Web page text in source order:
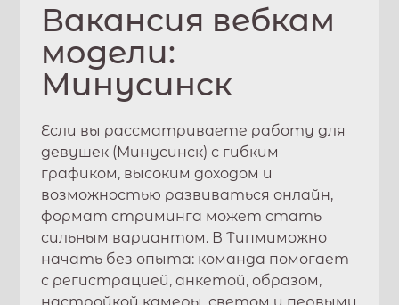
Вакансия вебкам
модели:
Минусинск
Если вы рассматриваете работу для
девушек (Минусинск) с гибким
графиком, высоким доходом и
возможностью развиваться онлайн,
формат стриминга может стать
сильным вариантом. ВТипмиможно
начать без опыта: команда помогает
с регистрацией, анкетой, образом,